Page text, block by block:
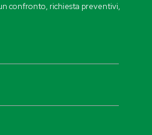
confronto, richiesta preventivi,